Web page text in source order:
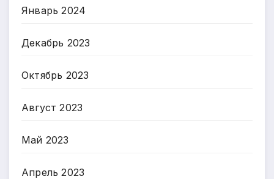
Январь 2024
Декабрь 2023
Октябрь 2023
Август 2023
Май 2023
Апрель 2023